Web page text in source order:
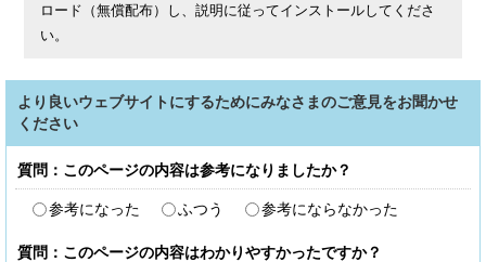
ロード（無償配布）し、説明に従ってインストールしてくださ
い。
より良いウェブサイトにするためにみなさまのご意見をお聞かせ
ください
質問：このページの内容は参考になりましたか？
参考になった ふつう 参考にならなかった
質問：このページの内容はわかりやすかったですか？